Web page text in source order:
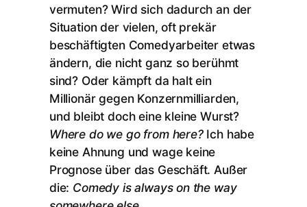
vermuten? Wird sich dadurch an der
Situation der vielen, oft prekär
beschäftigten Comedyarbeiter etwas
ändern, die nicht ganz so berühmt
sind? Oder kämpft da halt ein
Millionär gegen Konzernmilliarden,
und bleibt doch eine kleine Wurst?
Where do we go from here? Ich habe
keine Ahnung und wage keine
Prognose über das Geschäft. Außer
die: Comedy is always on the way